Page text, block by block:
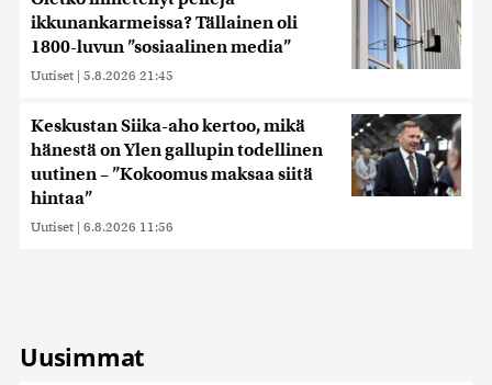
ikkunankarmeissa? Tällainen oli
1800-luvun ”sosiaalinen media”
Uutiset | 5.8.2026 21:45
Keskustan Siika-aho kertoo, mikä
hänestä on Ylen gallupin todellinen
uutinen – ”Kokoomus maksaa siitä
hintaa”
Uutiset | 6.8.2026 11:56
Uusimmat